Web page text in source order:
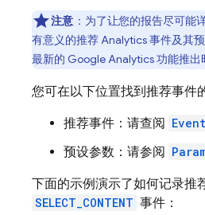
注意 ：为了让您的报告尽可能
有意义的推荐Analytics事件及其
最新的 Google Analytics功能推出
您可在以下位置找到推荐事件
推荐事件：请查阅 Event
预设参数：请参阅
下面的示例演示了如何记录推
SELECT_CONTENT 事件：